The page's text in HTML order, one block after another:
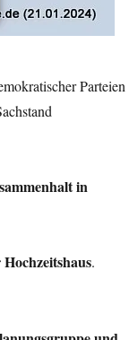
Parteien
in
.